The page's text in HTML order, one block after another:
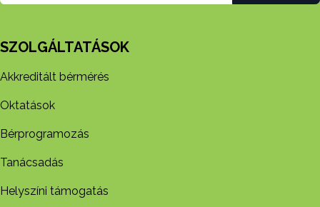
SZOLGÁLTATÁSOK
Akkreditált bérmérés
Oktatások
Bérprogramozás
Tanácsadás
Helyszíni támogatás